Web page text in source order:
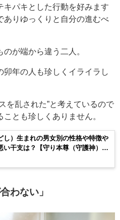
キパキとした行動を好みます
ありゆっくりと自分の進むべ
が端から違う二人。
年の人も珍しくイライラし
を乱された”と考えているので
とも珍しくありません。
し）生まれの男女別の性格や特徴や
い干支は？【守り本尊（守護神）は
わない」